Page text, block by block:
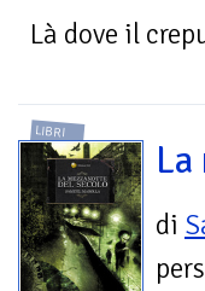
Là dove il
LIBRI
di